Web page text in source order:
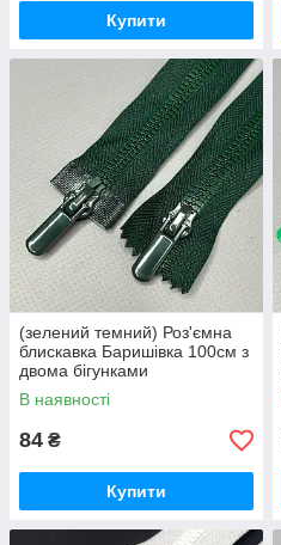
Купити
(зелений темний) Роз'ємна
блискавка Баришівка 100см з
двома бігунками
В наявності
84 ₴
Купити